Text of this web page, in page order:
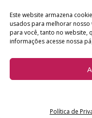
Este website armazena
usados ​​para melhorar
para você, tanto no website,
informações acesse nossa
Política de
Copyright©2026 Acesso